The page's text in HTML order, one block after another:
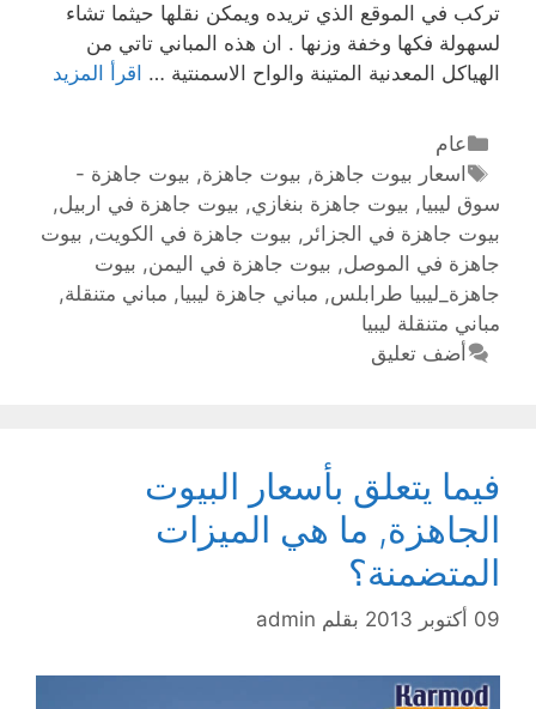
تركب في الموقع الذي تريده ويمكن نقلها حيثما تشاء
لسهولة فكها وخفة وزنها . ان هذه المباني تاتي من
الهياكل المعدنية المتينة والواح الاسمنتية … اقرأ المزيد
عام
اسعار بيوت جاهزة, بيوت جاهزة, بيوت جاهزة -
سوق ليبيا, بيوت جاهزة بنغازي, بيوت جاهزة في اربيل ,
بيوت جاهزة في الجزائر, بيوت جاهزة في الكويت, بيوت
جاهزة في الموصل , بيوت جاهزة في اليمن, بيوت
جاهزة_ليبيا طرابلس , مباني جاهزة ليبيا, مباني متنقلة,
مباني متنقلة ليبيا
أضف تعليق
فيما يتعلق بأسعار البيوت
الجاهزة, ما هي الميزات
المتضمنة؟
09 أكتوبر 2013 بقلم admin